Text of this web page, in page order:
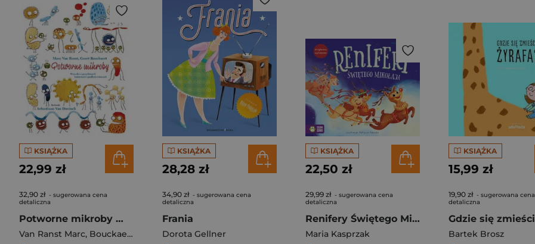
KSIĄŻKA
22,99 zł
32,90 zł - sugerowana cena
detaliczna
Potworne mikroby Wszystko o przydatnych bakteriach i podłych wirusach
Van Ranst Marc, Bouckaert Geert
KSIĄŻKA
28,28 zł
34,90 zł - sugerowana cena
detaliczna
Frania
Dorota Gellner
KSIĄŻKA
22,50 zł
29,99 zł - sugerowana cena
detaliczna
Renifery Świętego Mikołaja
Maria Kasprzak
KSIĄŻKA
15,99 zł
19,90 zł - sugerowana cena
detaliczna
Bartek Brosz